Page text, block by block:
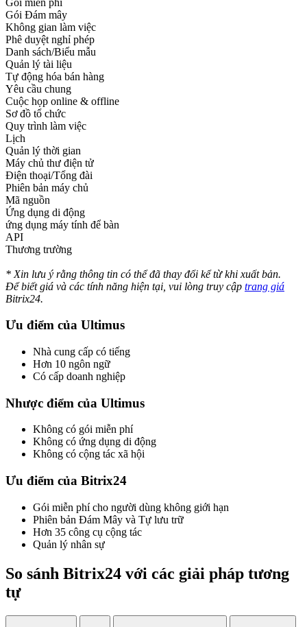
Gói Đám mây
Không gian làm việc
Phê duyệt nghỉ phép
Danh sách/Biểu mẫu
Quản lý tài liệu
Tự động hóa bán hàng
Yêu cầu chung
Cuộc họp online & offline
Sơ đồ tổ chức
Quy trình làm việc
Lịch
Quản lý thời gian
Máy chủ thư điện tử
Điện thoại/Tổng đài
Phiên bản máy chủ
Mã nguồn
Ứng dụng di động
ứng dụng máy tính để bàn
API
Thương trường
* Xin lưu ý rằng thông tin có thể đã thay đổi kể từ khi xuất bản.
Để biết giá và các tính năng hiện tại, vui lòng truy cập trang giá
Bitrix24.
Ưu điểm của Ultimus
Nhà cung cấp có tiếng
Hơn 10 ngôn ngữ
Có cấp doanh nghiệp
Nhược điểm của Ultimus
Không có gói miễn phí
Không có ứng dụng di động
Không có cộng tác xã hội
Ưu điểm của Bitrix24
Gói miễn phí cho người dùng không giới hạn
Phiên bản Đám Mây và Tự lưu trữ
Hơn 35 công cụ cộng tác
Quản lý nhân sự
So sánh Bitrix24 với các giải pháp tương
tự